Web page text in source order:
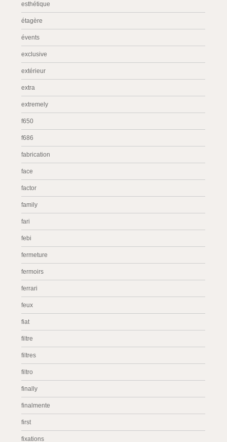
esthétique
étagère
évents
exclusive
extérieur
extra
extremely
f650
f686
fabrication
face
factor
family
fari
febi
fermeture
fermoirs
ferrari
feux
fiat
filtre
filtres
filtro
finally
finalmente
first
fixations